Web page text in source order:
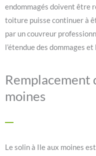
endommagés doivent être
toiture puisse continuer à
par un couvreur
l’étendue des dommages
Remplacement
moines
Le solin à Ile aux moines